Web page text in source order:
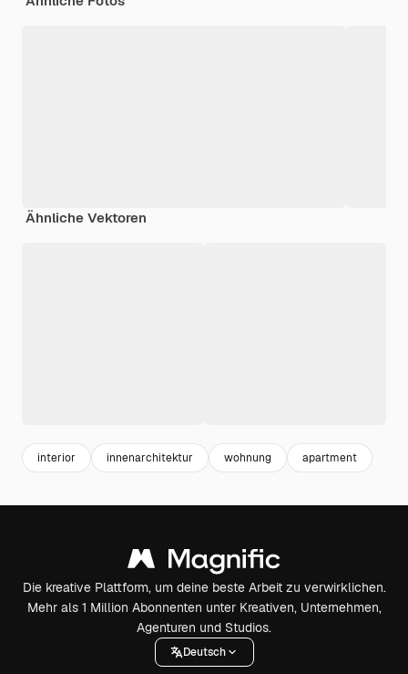
Ähnliche Vektoren
interior innenarchitektur wohnung apartment
Die kreative Plattform, um deine beste Arbeit zu verwirklichen.
Mehr als 1 Million Abonnenten unter Kreativen, Unternehmen,
Agenturen und Studios.
Deutsch